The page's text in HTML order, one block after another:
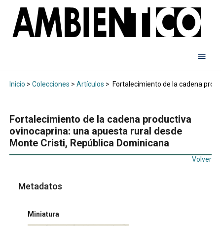
Inicio > Colecciones > Artículos > Fortalecimiento de la cadena
Fortalecimiento de la cadena productiva
ovinocaprina: una apuesta rural desde
Monte Cristi, República Dominicana
Volver
Metadatos
Miniatura